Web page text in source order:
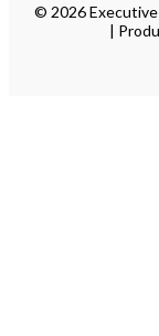
© 2026
|